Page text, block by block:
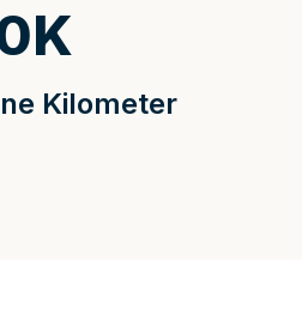
Kilometer
K